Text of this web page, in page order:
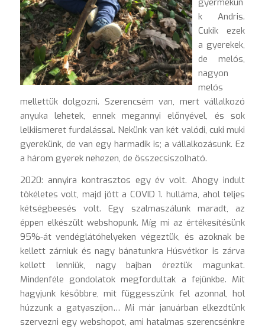
gyermekün
k Andris.
Cukik ezek
a gyerekek,
de melós,
nagyon
melós
mellettük dolgozni. Szerencsém van, mert vállalkozó
anyuka lehetek, ennek megannyi előnyével, és sok
lelkiismeret furdalással. Nekünk van két valódi, cuki muki
gyerekünk, de van egy harmadik is; a vállalkozásunk. Ez
a három gyerek nehezen, de összecsiszolható.
2020: annyira kontrasztos egy év volt. Ahogy indult
tökéletes volt, majd jött a COVID 1. hulláma, ahol teljes
kétségbeesés volt. Egy szalmaszálunk maradt, az
éppen elkészült webshopunk. Míg mi az értékesítésünk
95%-át vendéglátóhelyeken végeztük, és azoknak be
kellett zárniuk és nagy bánatunkra Húsvétkor is zárva
kellett lenniük, nagy bajban éreztük magunkat.
Mindenféle gondolatok megfordultak a fejünkbe. Mit
hagyjunk későbbre, mit függesszünk fel azonnal, hol
húzzunk a gatyaszíjon… Mi már januárban elkezdtünk
szervezni egy webshopot, ami hatalmas szerencsénkre